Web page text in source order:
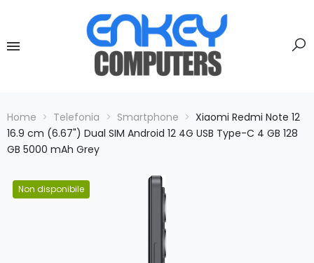
Home Telefonia Smartphone
Xiaomi Redmi Note 12
16.9 cm (6.67") Dual SIM Android 12 4G USB Type-C 4 GB 128
GB 5000 mAh Grey
Non disponibile